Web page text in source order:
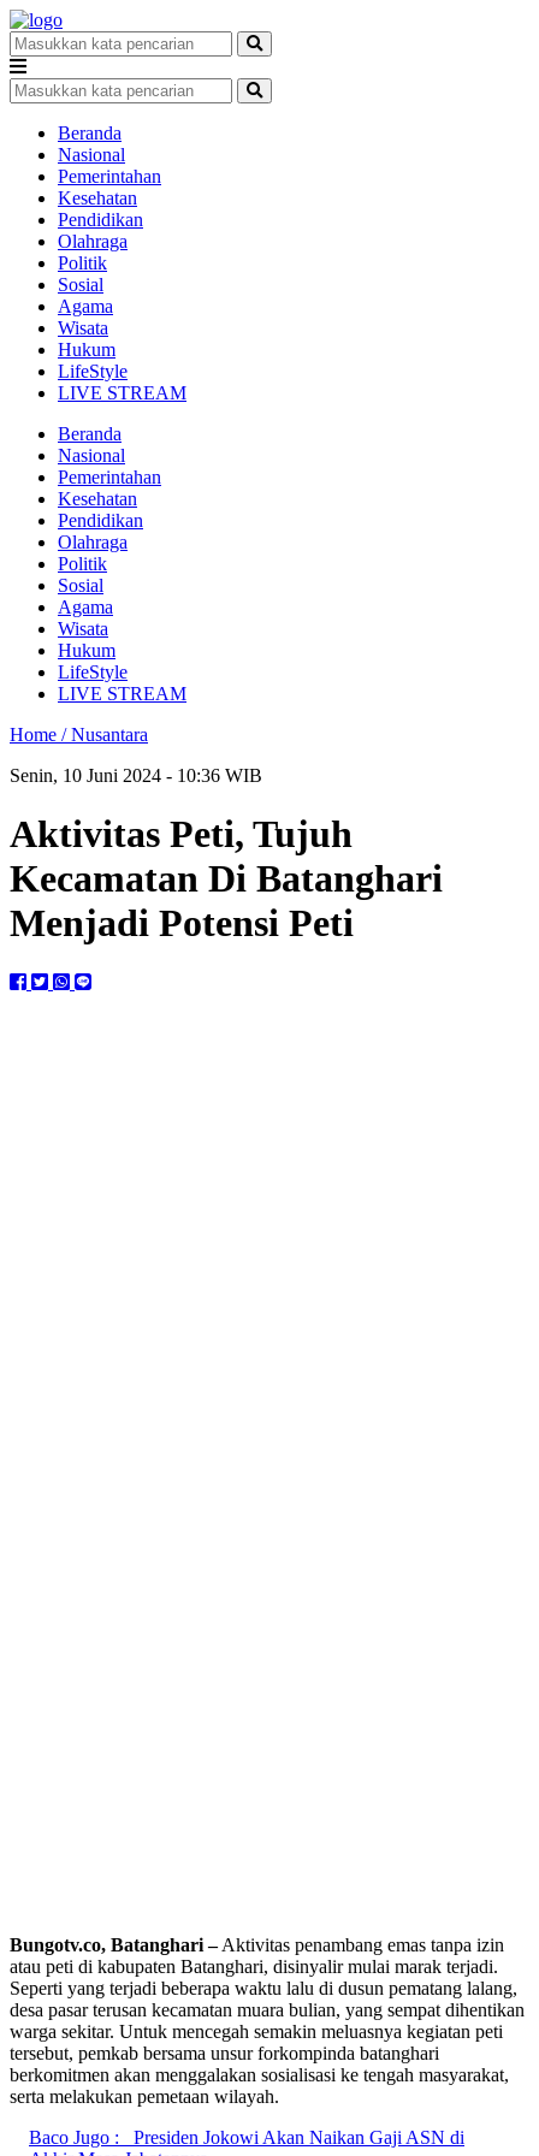
Beranda
Nasional
Pemerintahan
Kesehatan
Pendidikan
Olahraga
Politik
Sosial
Agama
Wisata
Hukum
LifeStyle
LIVE STREAM
Beranda
Nasional
Pemerintahan
Kesehatan
Pendidikan
Olahraga
Politik
Sosial
Agama
Wisata
Hukum
LifeStyle
LIVE STREAM
Home /Nusantara
Senin, 10 Juni 2024 - 10:36 WIB
Aktivitas Peti, Tujuh
Kecamatan Di Batanghari
Menjadi Potensi Peti
Bungotv.co, Batanghari –Aktivitas penambang emas tanpa izin
atau peti di kabupaten Batanghari, disinyalir mulai marak terjadi.
Seperti yang terjadi beberapa waktu lalu di dusun pematang lalang,
desa pasar terusan kecamatan muara bulian, yang sempat dihentikan
warga sekitar. Untuk mencegah semakin meluasnya kegiatan peti
tersebut, pemkab bersama unsur forkompinda batanghari
berkomitmen akan menggalakan sosialisasi ke tengah masyarakat,
serta melakukan pemetaan wilayah.
Baco Jugo :
Presiden Jokowi Akan Naikan Gaji ASN di